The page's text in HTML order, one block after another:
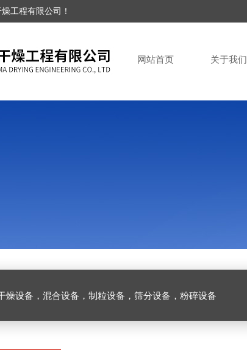
工程有限公司！
网站首页 关于我们
燥设备，混合设备，制粒设备，筛分设备，粉碎设备